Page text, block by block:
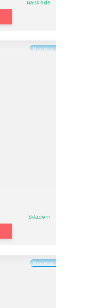
na sklade
Novinka
Skladom
Novinka